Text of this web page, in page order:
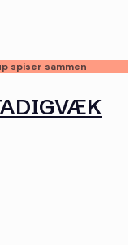
spiser sammen